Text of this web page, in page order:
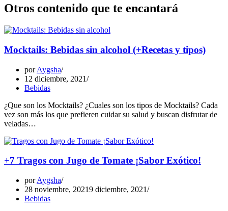
Otros contenido que te encantará
Mocktails: Bebidas sin alcohol (+Recetas y tipos)
porAygsha
12 diciembre, 2021
Bebidas
¿Que son los Mocktails? ¿Cuales son los tipos de Mocktails? Cada
vez son más los que prefieren cuidar su salud y buscan disfrutar de
veladas…
+7 Tragos con Jugo de Tomate ¡Sabor Exótico!
porAygsha
28 noviembre, 20219 diciembre, 2021
Bebidas